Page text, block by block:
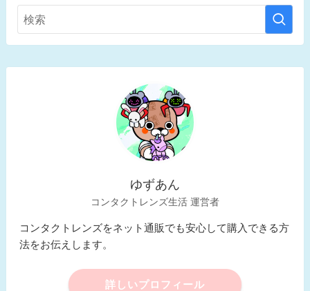
ゆずあん
コンタクトレンズ生活 運営者
コンタクトレンズをネット通販でも安心して購入できる方
法をお伝えします。
詳しいプロフィール